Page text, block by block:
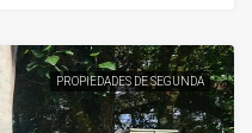
PROPIEDADES DE SEGUNDA